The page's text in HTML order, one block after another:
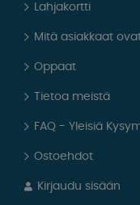
Lahjakortti
Mitä asiakkaat
Oppaat
Tietoa meistä
FAQ - Yleisiä
Ostoehdot
Kirjaudu sisään